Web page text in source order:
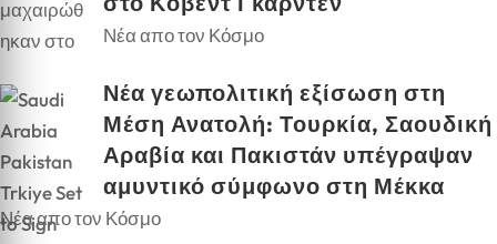
Νέα απο τον Κόσμο
Νέα γεωπολιτική εξίσωση στη
Μέση Ανατολή: Τουρκία, Σαουδική
Αραβία και Πακιστάν υπέγραψαν
αμυντικό σύμφωνο στη Μέκκα
Νέα απο τον Κόσμο